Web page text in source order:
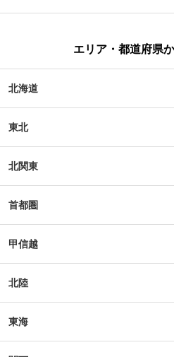
エリア・都道府県
北海道
東北
北関東
首都圏
甲信越
北陸
東海